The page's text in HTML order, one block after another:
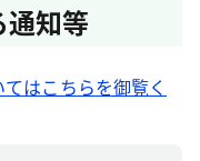
知等
はこちらを御覧く